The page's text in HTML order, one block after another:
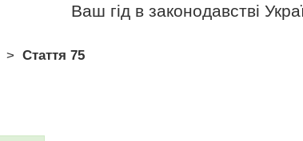
Ваш гід в законодавстві
> Стаття 75